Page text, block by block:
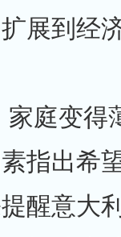
展到经
家庭变得
指出希
醒意大